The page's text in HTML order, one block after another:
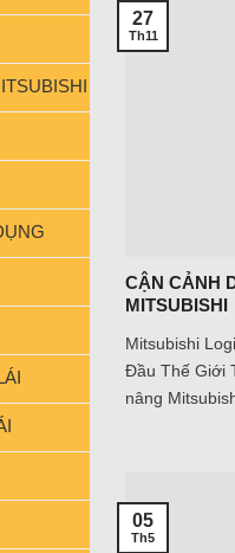
CẬN CẢNH
MITSUBISHI
Mitsubishi
Đầu Thế Giới
nâng
27
Th11
05
Th5